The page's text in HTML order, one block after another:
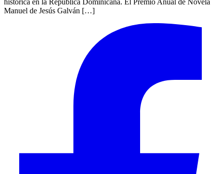
histórica en la República Dominicana. El Premio Anual de Novela
Manuel de Jesús Galván […]